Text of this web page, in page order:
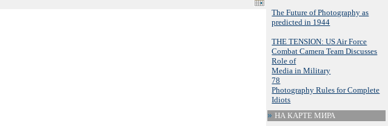
The Future of Photography as
predicted in 1944
THE TENSION: US Air Force
Combat Camera Team Discusses
Role of
Media in Military
78
Photography Rules for Complete
Idiots
НА КАРТЕ МИРА